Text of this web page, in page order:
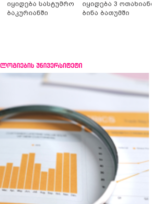
იყიდება სასტუმრო
ბაკურიანში
იყიდება 3 ოთახიანი
ბინა ბათუმში
უნივერსიტეტი